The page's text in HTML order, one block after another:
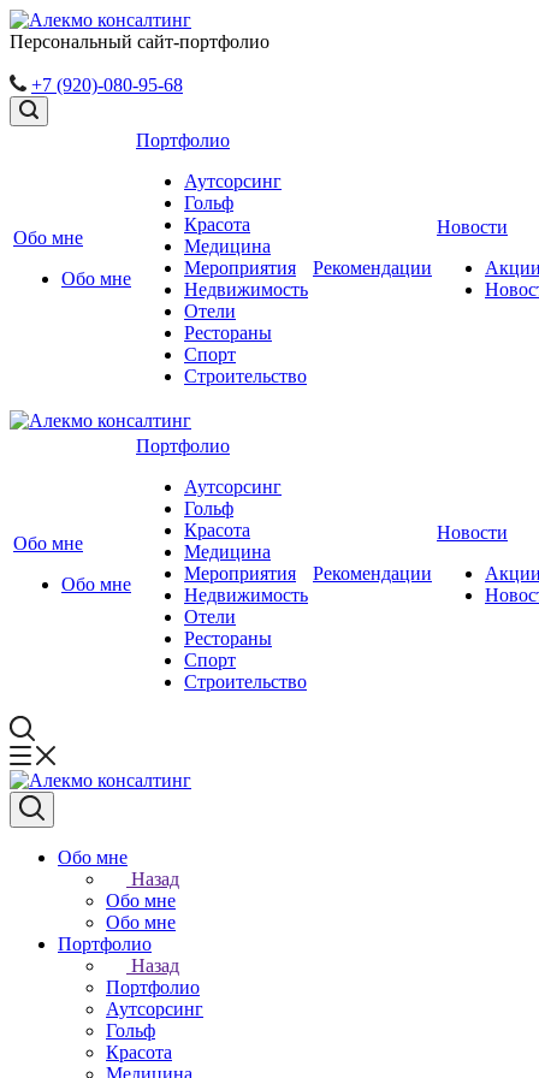
Персональный сайт-портфолио
+7 (920)-080-95-68
Обо мне
Обо мне
Портфолио
Аутсорсинг
Гольф
Красота
Медицина
Мероприятия
Недвижимость
Отели
Рестораны
Спорт
Строительство
Рекомендации
Новости
Обо мне
Обо мне
Портфолио
Аутсорсинг
Гольф
Красота
Медицина
Мероприятия
Недвижимость
Отели
Рестораны
Спорт
Строительство
Рекомендации
Новости
Обо мне
Назад
Обо мне
Обо мне
Портфолио
Назад
Портфолио
Аутсорсинг
Гольф
Красота
Медицина